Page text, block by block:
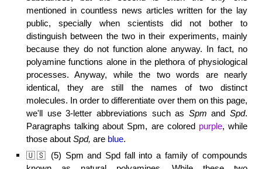
mentioned in countless news articles written for the lay
public, specially whenscientists did not bother to
distinguish between the two in their experiments, mainly
because they do not function alone anyway. In fact, no
polyamine functions alone in the plethora of physiological
processes.Anyway, while the two words are nearly
identical, they are still the names of two distinct
molecules. In order to differentiate over them on this page,
we'll use 3-letter abbreviations such as Spm and Spd.
Paragraphs talking about Spm, are colored purple, while
those aboutSpd,are blue.
🇺🇸 (5) Spm and Spd fall into a family of compounds